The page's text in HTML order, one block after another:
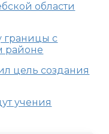
области
границы с
районе
цель создания
учения